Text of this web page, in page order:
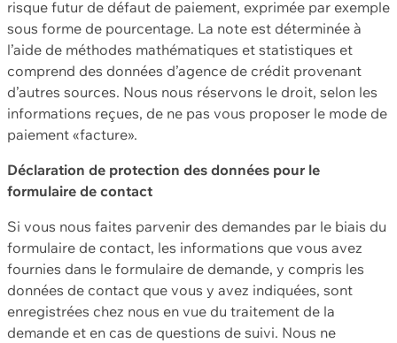
risque futur de défaut de paiement, exprimée par exemple
sous forme de pourcentage. La note est déterminée à
l’aide de méthodes mathématiques et statistiques et
comprend des données d’agence de crédit provenant
d’autres sources. Nous nous réservons le droit, selon les
informations reçues, de ne pas vous proposer le mode de
paiement «facture».
Déclaration de protection des données pour le
formulaire de contact
Si vous nous faites parvenir des demandes par le biais du
formulaire de contact, les informations que vous avez
fournies dans le formulaire de demande, y compris les
données de contact que vous y avez indiquées, sont
enregistrées chez nous en vue du traitement de la
demande et en cas de questions de suivi. Nous ne